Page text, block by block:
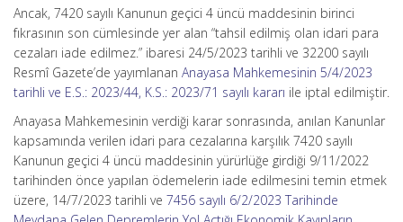
Ancak, 7420 sayılı Kanunun geçici 4 üncü maddesinin birinci
fıkrasının son cümlesinde yer alan “tahsil edilmiş olan idari para
cezaları iade edilmez.” ibaresi 24/5/2023 tarihli ve 32200 sayılı
Resmî Gazete’de yayımlanan Anayasa Mahkemesinin 5/4/2023
tarihli ve E.S.: 2023/44, K.S.: 2023/71 sayılı kararı ile iptal edilmiştir.
Anayasa Mahkemesinin verdiği karar sonrasında, anılan Kanunlar
kapsamında verilen idari para cezalarına karşılık 7420 sayılı
Kanunun geçici 4 üncü maddesinin yürürlüğe girdiği 9/11/2022
tarihinden önce yapılan ödemelerin iade edilmesini temin etmek
üzere, 14/7/2023 tarihli ve 7456 sayılı 6/2/2023 Tarihinde